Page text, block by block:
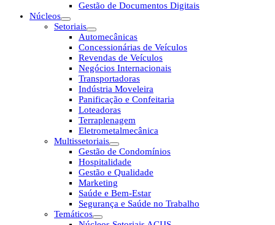
Gestão de Documentos Digitais
Núcleos
Setoriais
Automecânicas
Concessionárias de Veículos
Revendas de Veículos
Negócios Internacionais
Transportadoras
Indústria Moveleira
Panificação e Confeitaria
Loteadoras
Terraplenagem
Eletrometalmecânica
Multissetoriais
Gestão de Condomínios
Hospitalidade
Gestão e Qualidade
Marketing
Saúde e Bem-Estar
Segurança e Saúde no Trabalho
Temáticos